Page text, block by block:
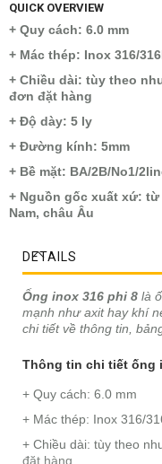
QUICK OVERVIEW
+ Quy cách: 6.0 mm
+ Mác thép: Inox 316/
+ Chiều dài: tùy theo
đơn đặt hàng
+ Độ dày: 5 ly
+ Đường kính: 5mm
+ Bề mặt: BA/2B/No1/
+ Nguồn gốc xuất xứ:
Nam, châu Âu
DETAILS
Ống inox 316 phi 8 là
mạnh như axit hay khí
chi tiết về thông tin,
Thông tin chi tiết ống
+ Quy cách: 6.0 mm
+ Mác thép: Inox 316/
+ Chiều dài: tùy theo
đặt hàng